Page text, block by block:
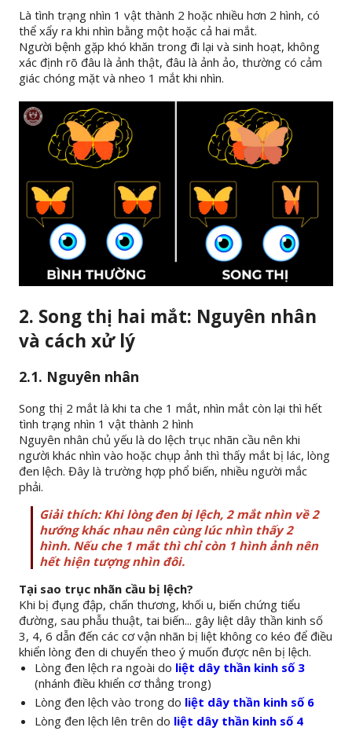
Là tình trạng nhìn 1 vật thành 2 hoặc nhiều hơn 2 hình, có
thể xẩy ra khi nhìn bằng một hoặc cả hai mắt.
Người bệnh gặp khó khăn trong đi lại và sinh hoạt, không
xác định rõ đâu là ảnh thật, đâu là ảnh ảo, thường có cảm
giác chóng mặt và nheo 1 mắt khi nhìn.
2. Song thị hai mắt: Nguyên nhân
và cách xử lý
2.1. Nguyên nhân
Song thị 2 mắt là khi ta che 1 mắt, nhìn mắt còn lại thì hết
tình trạng nhìn 1 vật thành 2 hình
Nguyên nhân chủ yếu là do lệch trục nhãn cầu nên khi
người khác nhìn vào hoặc chụp ảnh thì thấy mắt bị lác, lòng
đen lệch. Đây là trường hợp phổ biến, nhiều người mắc
phải.
Giải thích: Khi lòng đen bị lệch, 2 mắt nhìn về 2
hướng khác nhau nên cùng lúc nhìn thấy 2
hình. Nếu che 1 mắt thì chỉ còn 1 hình ảnh nên
hết hiện tượng nhìn đôi.
Tại sao trục nhãn cầu bị lệch?
Khi bị đụng đập, chấn thương, khối u, biến chứng tiểu
đường, sau phẫu thuật, tai biến... gây liệt dây thần kinh số
3, 4, 6 dẫn đến các cơ vận nhãn bị liệt không co kéo để điều
khiển lòng đen di chuyển theo ý muốn được nên bị lệch.
Lòng đen lệch ra ngoài do liệt dây thần kinh số 3
(nhánh điều khiển cơ thẳng trong)
Lòng đen lệch vào trong do liệt dây thần kinh số 6
Lòng đen lệch lên trên do liệt dây thần kinh số 4